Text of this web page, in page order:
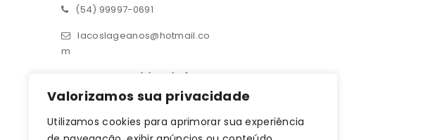
Valorizamos sua privacidade
Utilizamos cookies para aprimorar sua experiência
(54) 99997-0691
lacoslageanos@hotmail.co
m
Contato – Filial Ijuí
Rua 14 de julho 190, sala 01
Centro, Ijuí, RS, 98700-000